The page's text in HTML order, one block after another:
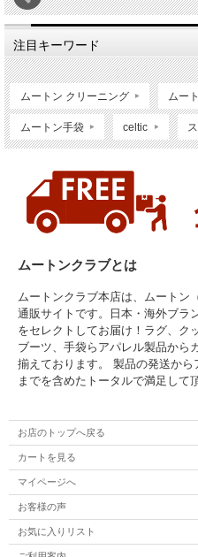
注目キーワード
ムートン クリーニング ムー
ムートン手袋 celtic
ムートンクラブとは
ムートンクラブ本店は、ムートン
通販サイトです。日本・海外ブラ
をセレクトしてお届け！ラグ、ク
ブーツ、手袋らアパレル製品から
揃えております。 製品の発送か
までを含めたトータルで満足して
お店のトップへ戻る
カートを見る
マイページへ
お客様の声
お気に入りリスト